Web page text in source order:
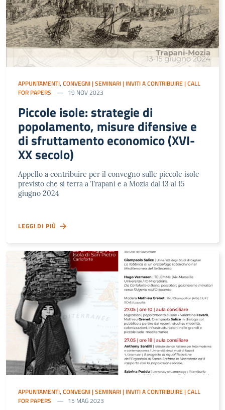
APPUNTAMENTI, CONVEGNI | SEMINARI | INVITI A CONTRIBUIRE | CALL
FOR PAPERS
19 NOV 2023
Piccole isole: strategie di
popolamento, misure difensive e
di sfruttamento economico (XVI-
XX secolo)
Appello a contribuire per il convegno sulle piccole isole
previsto che si terra a Trapani e a Mozia dal 13 al 15
giugno 2024
LEGGI DI PIÙ
APPUNTAMENTI, CONVEGNI | SEMINARI | INVITI A CONTRIBUIRE | CALL
FOR PAPERS
15 MAG 2023